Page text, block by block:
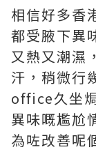
相信好多香
都受腋下異
又熱又潮濕
汗，稍微行
office久坐
異味嘅尷尬
為咗改善呢